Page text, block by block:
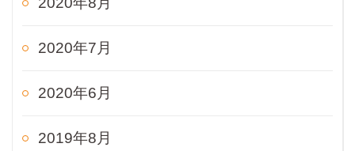
2020年7月
2020年6月
2019年8月